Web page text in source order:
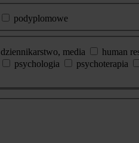
podyplomowe
dziennikarstwo, media human
psychologia psychoterapia